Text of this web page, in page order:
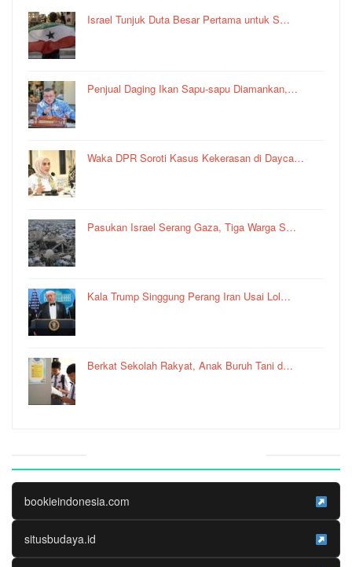
Israel Tunjuk Duta Besar Pertama untuk S…
Penjual Daging Ikan Sapu-sapu Diamankan,…
Waka DPR Soroti Kasus Kekerasan di Dayca…
Pasukan Israel Serang Gaza, Tiga Warga S…
Kala Trump Singgung Perang Iran Usai Lol…
Berkat Sekolah Rakyat, Anak Buruh Tani d…
bookieindonesia.com
situsbudaya.id